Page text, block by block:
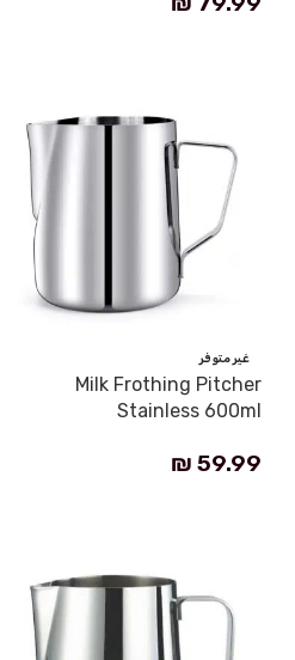
غير متوفر
Milk Frothing Pitcher
Stainless 600ml
₪ 59.99